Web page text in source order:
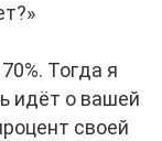
Тогда я
идёт о вашей
своей